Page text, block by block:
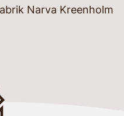
Narva Kreenholm